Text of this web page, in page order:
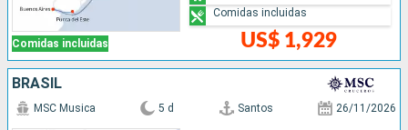
Comidas incluidas US$ 1,929
Comidas incluidas
BRASIL
MSC Musica 5 d Santos 26/11/2026